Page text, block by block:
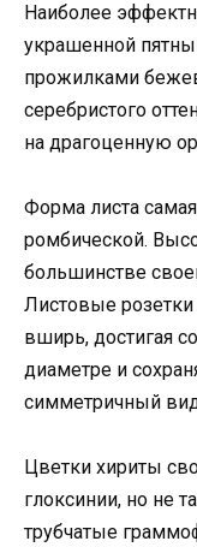
Наиболее
украшенной
прожилками
серебристого
на драгоценную
Форма листа
ромбической.
большинстве
Листовые розетки
вширь, достигая
диаметре и
симметричный
Цветки хириты
глоксинии, но не
трубчатые